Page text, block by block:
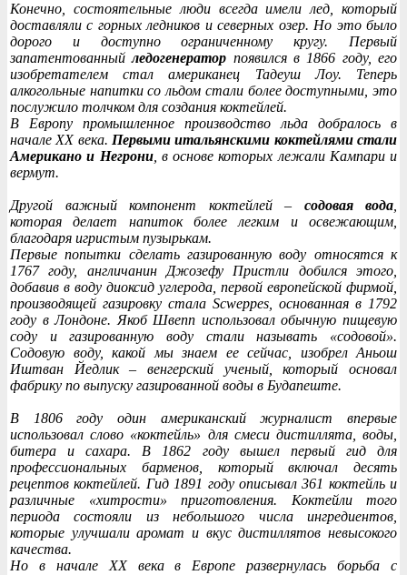
Конечно, состоятельные люди всегда имели лед, который
доставляли с горных ледников и северных озер. Но это было
дорого и доступно ограниченному кругу. Первый
запатентованныйледогенератор появился в 1866 году, его
изобретателем стал американец Тадеуш Лоу. Теперь
алкогольные напитки со льдом стали более доступными, это
послужило толчком для создания коктейлей.
В Европу промышленное производство льда добралось в
начале XX века. Первыми итальянскими коктейлями стали
Американо и Негрони, в основе которых лежали Кампари и
вермут.
Другой важный компонент коктейлей – содовая вода,
которая делает напиток более легким и освежающим,
благодаря игристым пузырькам.
Первые попытки сделать газированную воду относятся к
1767 году, англичанин Джозефу Пристли добился этого,
добавив в воду диоксид углерода, первой европейской фирмой,
производящей газировку стала Scweppes, основанная в 1792
году в Лондоне. Якоб Швепп использовал обычную пищевую
соду и газированную воду стали называть «содовой».
Содовую воду, какой мы знаем ее сейчас, изобрел Аньош
Иштван Йедлик – венгерский ученый, который основал
фабрику по выпуску газированной воды в Будапеште.
В 1806 году один американский журналист впервые
использовал слово «коктейль» для смеси дистиллята, воды,
битера и сахара. В 1862 году вышел первый гид для
профессиональных барменов, который включал десять
рецептов коктейлей. Гид 1891 году описывал 361 коктейль и
различные «хитрости» приготовления. Коктейли того
периода состояли из небольшого числа ингредиентов,
которые улучшали аромат и вкус дистиллятов невысокого
качества.
Но в начале XX века в Европе развернулась борьба с